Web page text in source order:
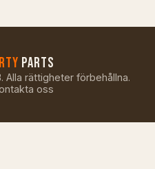
PARTS
Alla rättigheter förbehållna.
oss